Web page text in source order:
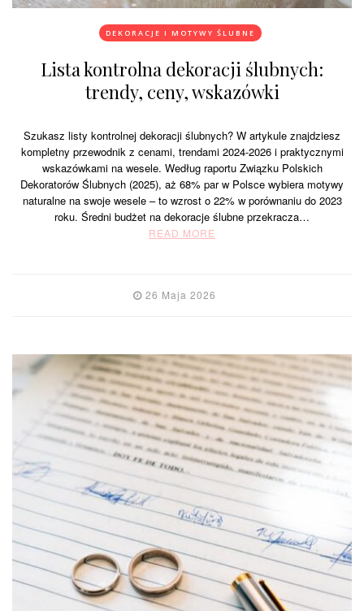
DEKORACJE I MOTYWY ŚLUBNE
Lista kontrolna dekoracji ślubnych:
trendy, ceny, wskazówki
Szukasz listy kontrolnej dekoracji ślubnych? W artykule znajdziesz
kompletny przewodnik z cenami, trendami 2024-2026 i praktycznymi
wskazówkami na wesele. Według raportu Związku Polskich
Dekoratorów Ślubnych (2025), aż 68% par w Polsce wybiera motywy
naturalne na swoje wesele – to wzrost o 22% w porównaniu do 2023
roku. Średni budżet na dekoracje ślubne przekracza…
READ MORE
26 Maja 2026